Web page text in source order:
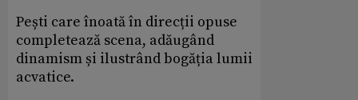
Pești care înoată în direcții opuse
completează scena, adăugând
dinamism și ilustrând bogăția lumii
acvatice.